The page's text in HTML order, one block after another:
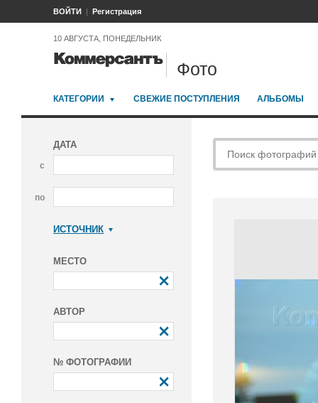
ВОЙТИ Регистрация
10 АВГУСТА, ПОНЕДЕЛЬНИК
Фото
КАТЕГОРИИ СВЕЖИЕ ПОСТУПЛЕНИЯ АЛЬБОМЫ
ДАТА
с
по
ИСТОЧНИК
МЕСТО
АВТОР
№ ФОТОГРАФИИ